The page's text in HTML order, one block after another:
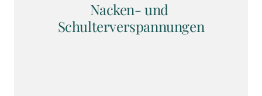
Nacken- und
Schulterverspannungen